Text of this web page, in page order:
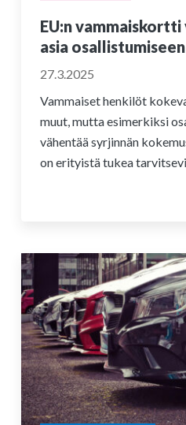
EU:n
asia osallistumiseen
27.3.2025
Vammaiset henkilöt
muut, mutta esimerkiksi
vähentää syrjinnän
on erityistä tukea